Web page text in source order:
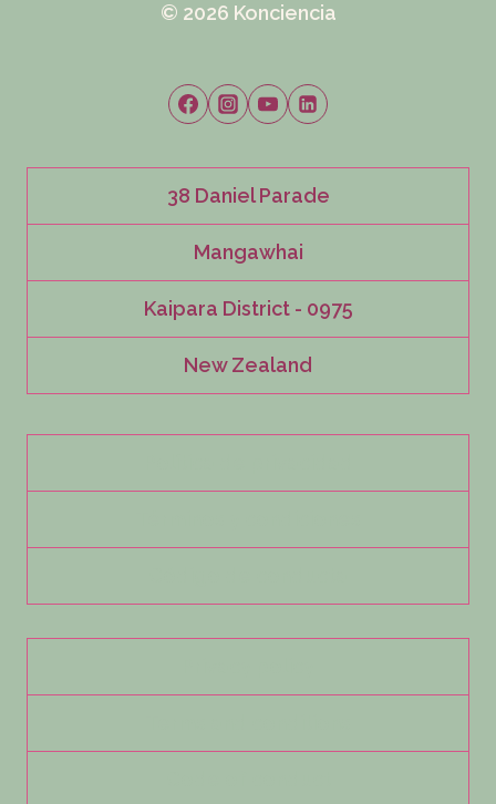
© 2026 Konciencia
38 Daniel Parade
Mangawhai
Kaipara District - 0975
New Zealand